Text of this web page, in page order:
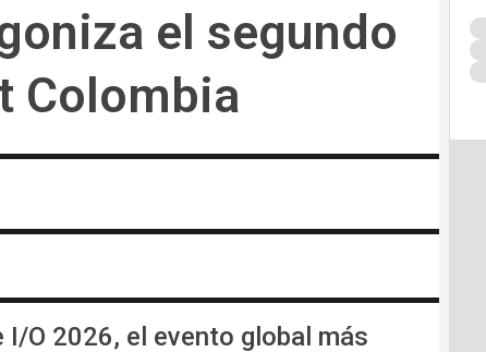
el segundo
Colombia
I/O 2026, el evento global más